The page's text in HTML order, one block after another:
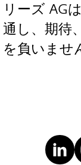
リーズ AG
通し、期待
を負いませ